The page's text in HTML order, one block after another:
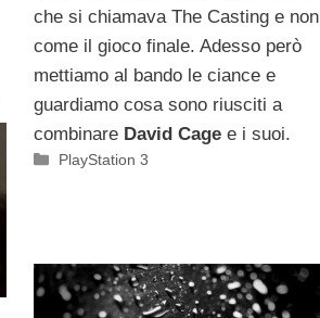
che si chiamava The Casting e non
come il gioco finale. Adesso però
mettiamo al bando le ciance e
guardiamo cosa sono riusciti a
combinare David Cagee i suoi.
Categorie
PlayStation 3